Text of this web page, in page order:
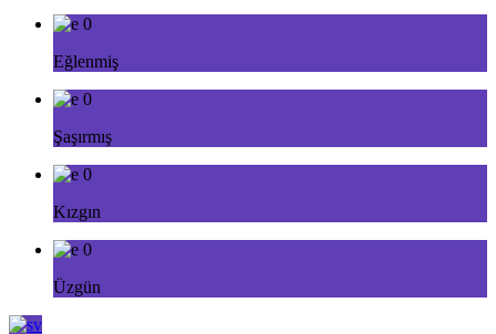
0
Eğlenmiş
0
Şaşırmış
0
Kızgın
0
Üzgün